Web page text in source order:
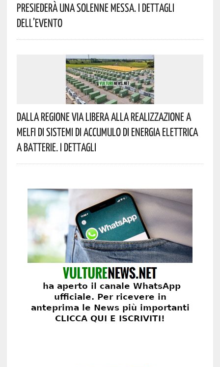
Presiederà Una Solenne Messa. I Dettagli
Dell’evento
Dalla Regione Via Libera Alla Realizzazione A
Melfi Di Sistemi Di Accumulo Di Energia Elettrica
A Batterie. I Dettagli